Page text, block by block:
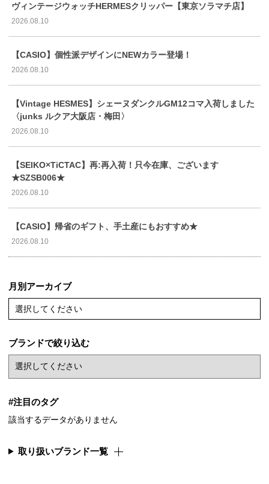
ヴィンテージウォッチHERMESクリッパー【東京ソラマチ店】
2026.08.10
【CASIO】個性派デザインにNEWカラー登場！
2026.08.10
【Vintage HESMES】シェーヌダンクルGM12コマ入荷しました
〈junks ルクア大阪店・梅田〉
2026.08.10
【SEIKO×TiCTAC】再:再入荷！只今在庫、ございます
★SZSB006★
2026.08.10
【CASIO】帰省のギフト、手土産にもおすすめ★
2026.08.10
月別アーカイブ
選択してください
ブランドで絞り込む
#注目のタグ
該当するデータがありません
取り扱いブランド一覧